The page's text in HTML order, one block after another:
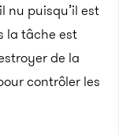
nu puisqu’il est
la tâche est
de la
contrôler les